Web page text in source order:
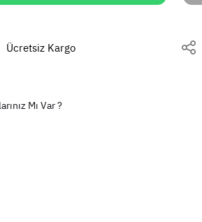
Ücretsiz Kargo
Mı Var ?